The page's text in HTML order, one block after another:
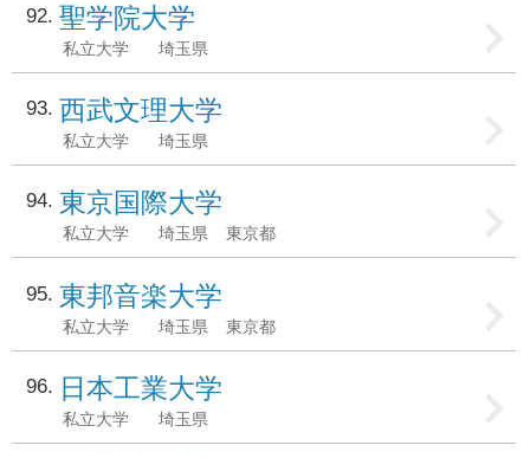
92 聖学院大学
私立大学 埼玉県
93 西武文理大学
私立大学 埼玉県
94 東京国際大学
私立大学 埼玉県 東京都
95 東邦音楽大学
私立大学 埼玉県 東京都
96 日本工業大学
私立大学 埼玉県